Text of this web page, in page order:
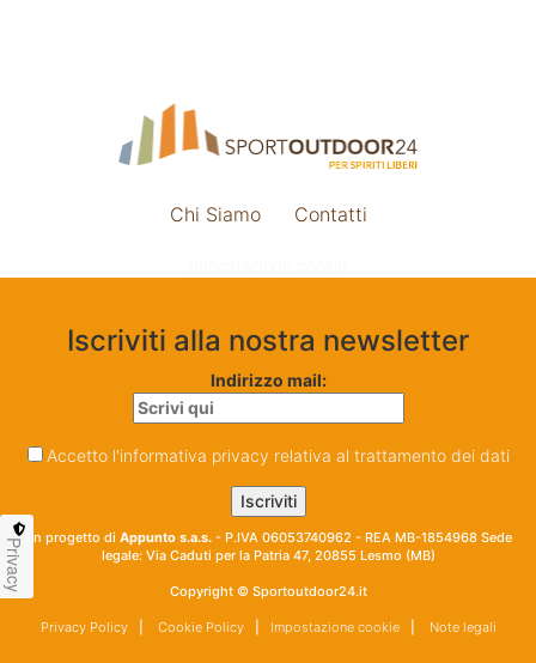
Chi Siamo Contatti
Iscriviti alla nostra newsletter
Indirizzo mail:
Accetto l'informativa privacy relativa al trattamento dei dati
Un progetto di Appunto s.a.s. - P.IVA 06053740962 - REA MB-1854968 Sede
legale: Via Caduti per la Patria 47, 20855 Lesmo (MB)
Copyright © Sportoutdoor24.it
Privacy Policy| Cookie Policy| Impostazione cookie| Note legali
Privacy